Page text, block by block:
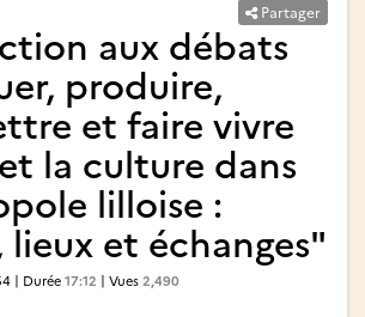
Partager
aux débats
produire,
et faire vivre
la culture dans
lilloise :
lieux et échanges"
| Durée 17:12 | Vues 2,490